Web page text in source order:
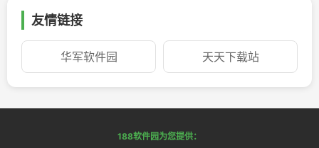
友情链接
华军软件园 天天下载站
188软件园为您提供：